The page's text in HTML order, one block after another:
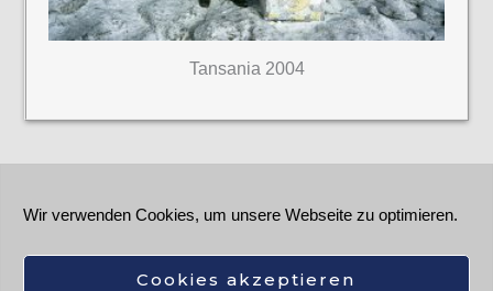
Wir verwenden Cookies, um unsere Webseite zu optimieren.
Cookies akzeptieren
Tansania 2004
Kontakt
Cookie-Richtlinie (EU)